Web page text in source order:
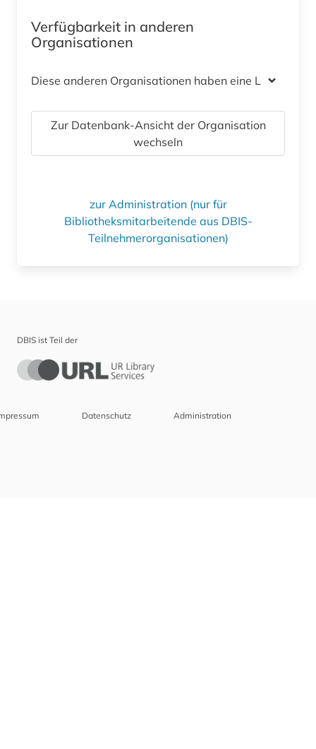
Verfügbarkeit in anderen
Organisationen
Diese anderen Organisationen haben eine Lizenz
Zur Datenbank-Ansicht der Organisation
wechseln
zur Administration (nur für
Bibliotheksmitarbeitende aus DBIS-
Teilnehmerorganisationen)
DBIS ist Teil der
Datenschutz Administration